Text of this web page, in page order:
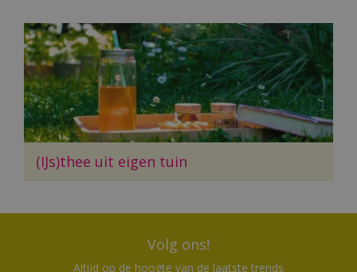
(IJs)thee uit eigen tuin
Volg ons!
Altijd op de hoogte van de laatste trends